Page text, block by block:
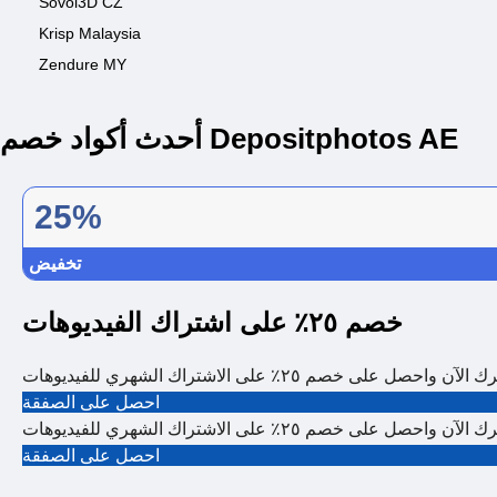
Krisp Malaysia
Zendure MY
أحدث أكواد خصم Depositphotos AE
25%
تخفيض
خصم ٢٥٪ على اشتراك الفيديوهات
واحصل على خصم ٢٥٪ على الاشتراك الشهري للفيديوهات
احصل على الصفقة
واحصل على خصم ٢٥٪ على الاشتراك الشهري للفيديوهات
احصل على الصفقة